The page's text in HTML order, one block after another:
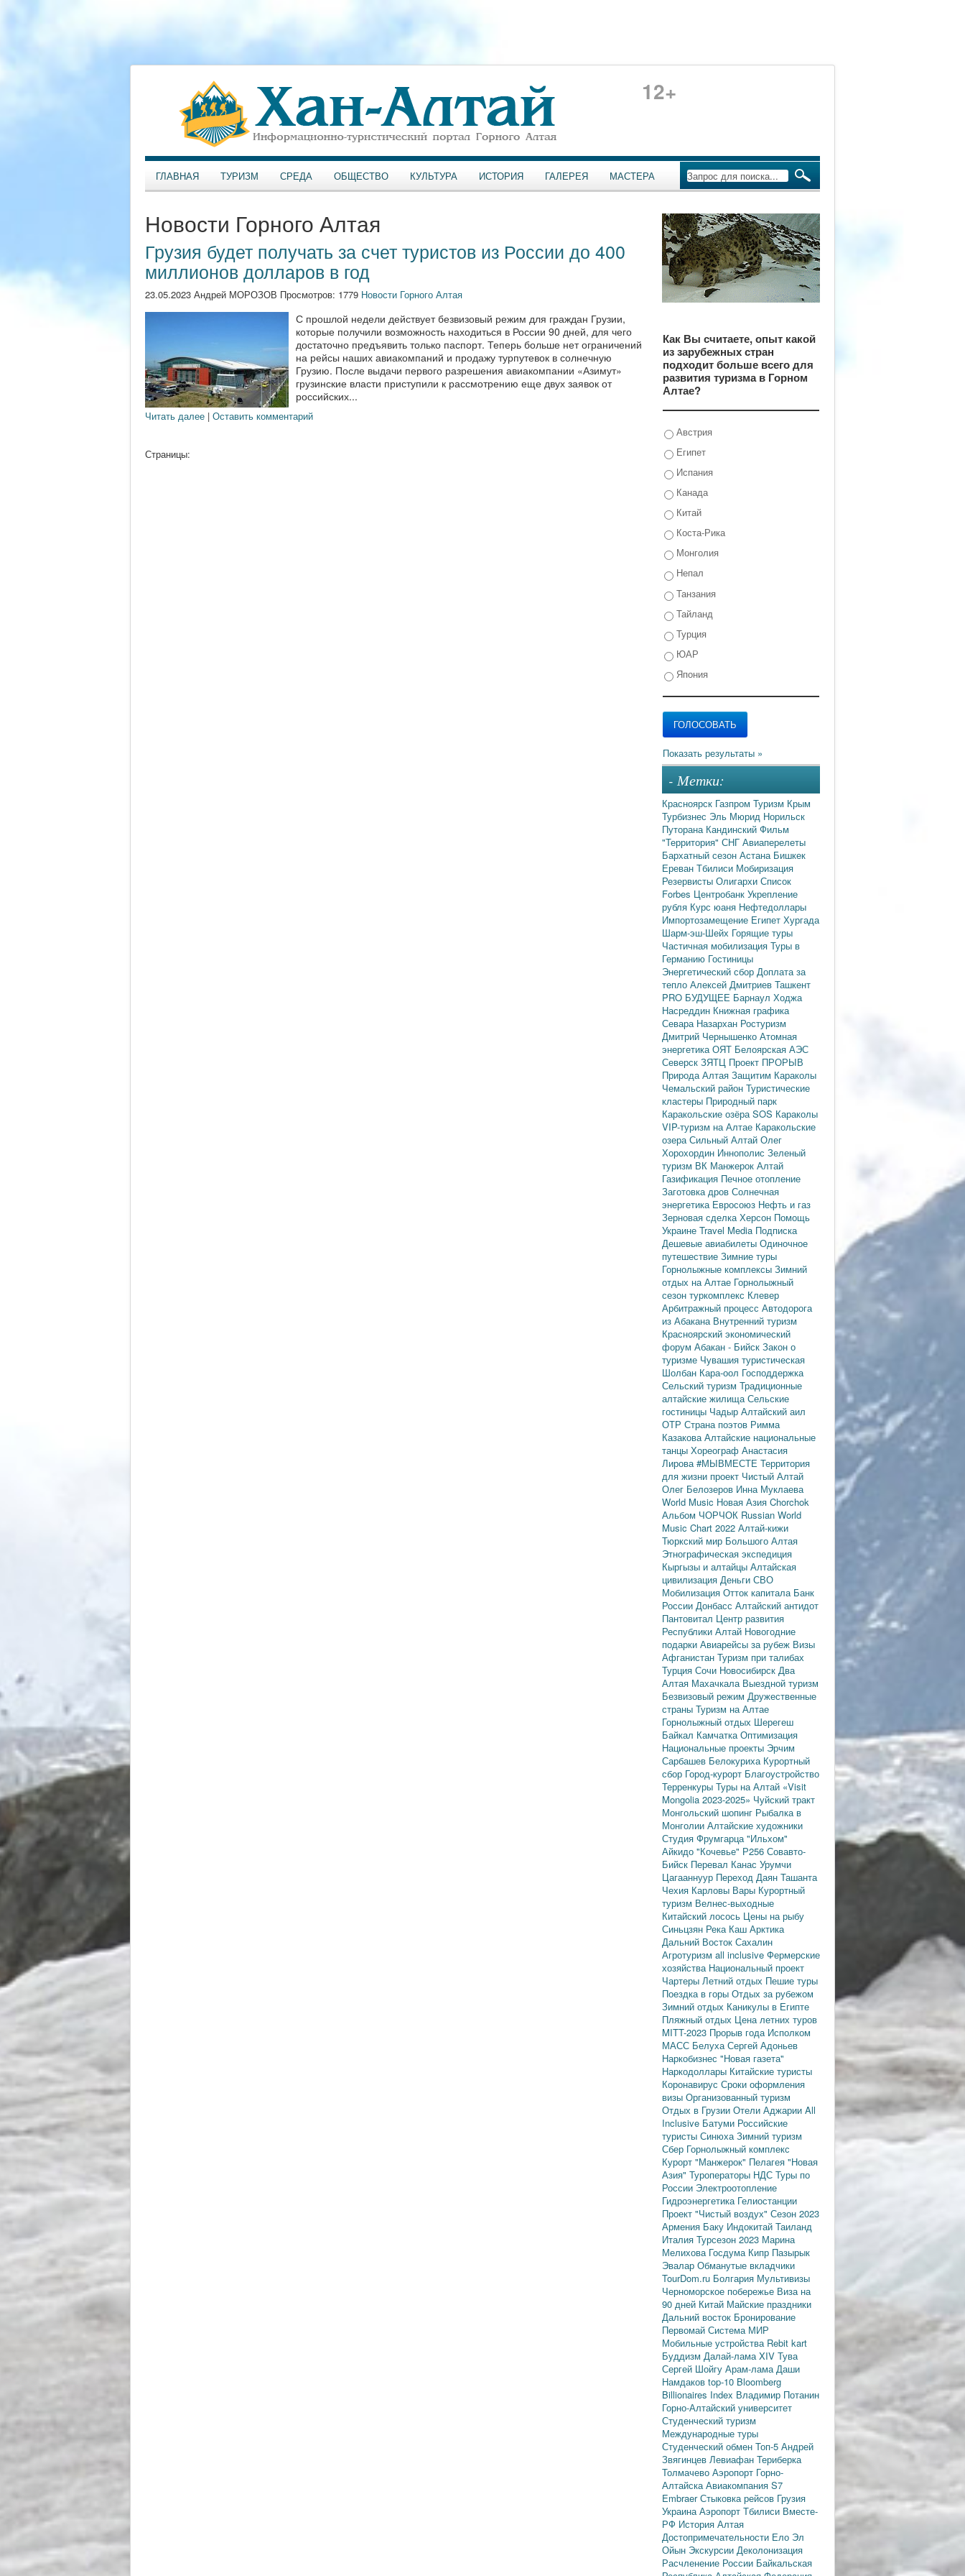
12+
ГЛАВНАЯ ТУРИЗМ СРЕДА ОБЩЕСТВО КУЛЬТУРА ИСТОРИЯ ГАЛЕРЕЯ МАСТЕРА
Новости Горного Алтая
Грузия будет получать за счет туристов из России до 400
миллионов долларов в год
23.05.2023 Андрей МОРОЗОВ Просмотров: 1779 Новости Горного Алтая
С прошлой недели действует безвизовый режим для граждан Грузии,
которые получили возможность находиться в России 90 дней, для чего
достаточно предъявить только паспорт. Теперь больше нет ограничений
на рейсы наших авиакомпаний и продажу турпутевок в солнечную
Грузию. После выдачи первого разрешения авиакомпании «Азимут»
грузинские власти приступили к рассмотрению еще двух заявок от
российских...
Читать далее | Оставить комментарий
Страницы:
Как Вы считаете, опыт какой
из зарубежных стран
подходит больше всего для
развития туризма в Горном
Алтае?
Австрия
Египет
Испания
Канада
Китай
Коста-Рика
Монголия
Непал
Танзания
Тайланд
Турция
ЮАР
Япония
- Метки:
Красноярск Газпром Туризм Крым
Турбизнес Эль Мюрид Норильск
Путорана Кандинский Фильм
"Территория" СНГ Авиаперелеты
Бархатный сезон Астана Бишкек
Ереван Тбилиси Мобиризация
Резервисты Олигархи Список
Forbes Центробанк Укрепление
рубля Курс юаня Нефтедоллары
Импортозамещение Египет Хургада
Шарм-эш-Шейх Горящие туры
Частичная мобилизация Туры в
Германию Гостиницы
Энергетический сбор Доплата за
тепло Алексей Дмитриев Ташкент
PRO БУДУЩЕЕ Барнаул Ходжа
Насреддин Книжная графика
Севара Назархан Ростуризм
Дмитрий Чернышенко Атомная
энергетикаОЯТ Белоярская АЭС
Северск ЗЯТЦ Проект ПРОРЫВ
Природа Алтая Защитим Караколы
Чемальский район Туристические
кластеры Природный парк
Каракольские озёраSOS Караколы
VIP-туризм на Алтае Каракольские
озераСильный Алтай Олег
Хорохордин Иннополис Зеленый
туризм ВК Манжерок Алтай
Газификация Печное отопление
Заготовка дров Солнечная
энергетика Евросоюз Нефть и газ
Зерновая сделкаХерсон Помощь
Украине Travel Media Подписка
Дешевые авиабилеты Одиночное
путешествие Зимние туры
Горнолыжные комплексы Зимний
отдых на Алтае Горнолыжный
сезон туркомплекс Клевер
Арбитражный процесс Автодорога
из Абакана Внутренний туризм
Красноярский экономический
форум Абакан - Бийск Закон о
туризме Чувашия туристическая
Шолбан Кара-оол Господдержка
Сельский туризм Традиционные
алтайские жилищаСельские
гостиницы Чадыр Алтайский аил
ОТР Страна поэтов Римма
КазаковаАлтайские национальные
танцы Хореограф Анастасия
Лирова#МЫВМЕСТЕ Территория
для жизни проект Чистый Алтай
Олег Белозеров Инна Муклаева
World Music Новая Азия Chorchok
Альбом ЧОРЧОК Russian World
Music Chart 2022 Алтай-кижи
Тюркский мир Большого Алтая
Этнографическая экспедиция
Кыргызы и алтайцы Алтайская
цивилизация Деньги СВО
Мобилизация Отток капитала Банк
России Донбасс Алтайский антидот
Пантовитал Центр развития
Республики Алтай Новогодние
подарки Авиарейсы за рубеж Визы
Афганистан Туризм при талибах
Турция Сочи Новосибирск Два
Алтая Махачкала Выездной туризм
Безвизовый режим Дружественные
страны Туризм на Алтае
Горнолыжный отдых Шерегеш
Байкал КамчаткаОптимизация
Национальные проекты Эрчим
Сарбашев Белокуриха Курортный
сбор Город-курорт Благоустройство
Терренкуры Туры на Алтай «Visit
Mongolia 2023-2025» Чуйский тракт
Монгольский шопинг Рыбалка в
Монголии Алтайские художники
Студия Фрумгарца"Ильхом"
Айкидо "Кочевье" Р256 Совавто-
Бийск Перевал Канас Урумчи
Цагааннуур Переход Даян Ташанта
Чехия Карловы Вары Курортный
туризм Велнес-выходные
Китайский лосось Цены на рыбу
Синьцзян Река Каш Арктика
Дальний Восток Сахалин
Агротуризм all inclusive Фермерские
хозяйства Национальный проект
Чартеры Летний отдых Пешие туры
Поездка в горы Отдых за рубежом
Зимний отдых Каникулы в Египте
Пляжный отдых Цена летних туров
MITT-2023 Прорыв года Исполком
МАСС БелухаСергей Адоньев
Наркобизнес "Новая газета"
Наркодоллары Китайские туристы
Коронавирус Сроки оформления
визы Организованный туризм
Отдых в Грузии Отели Аджарии All
Inclusive Батуми Российские
туристы СинюхаЗимний туризм
Сбер Горнолыжный комплекс
Курорт "Манжерок" Пелагея "Новая
Азия" Туроператоры НДС Туры по
России Электроотопление
Гидроэнергетика Гелиостанции
Проект "Чистый воздух" Сезон 2023
Армения Баку Индокитай Таиланд
Италия Турсезон 2023 Марина
Мелихова Госдума Кипр Пазырык
Эвалар Обманутые вкладчики
TourDom.ru Болгария Мультивизы
Черноморское побережье Виза на
90 дней Китай Майские праздники
Дальний восток Бронирование
Первомай Система МИР
Мобильные устройства Rebit kart
Буддизм Далай-лама XIV Тува
Сергей Шойгу Арам-ламаДаши
Намдаков top-10 Bloomberg
Billionaires Index Владимир Потанин
Горно-Алтайский университет
Студенческий туризм
Международные туры
Студенческий обмен Топ-5 Андрей
Звягинцев Левиафан Териберка
Толмачево Аэропорт Горно-
АлтайскаАвиакомпания S7
EmbraerСтыковка рейсов Грузия
УкраинаАэропорт Тбилиси Вместе-
РФ История Алтая
Достопримечательности Ело Эл
Ойын Экскурсии Деколонизация
Расчленение России Байкальская